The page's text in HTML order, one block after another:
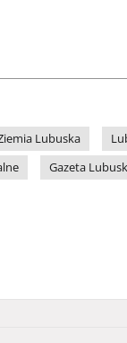
Lubuska
Gazeta